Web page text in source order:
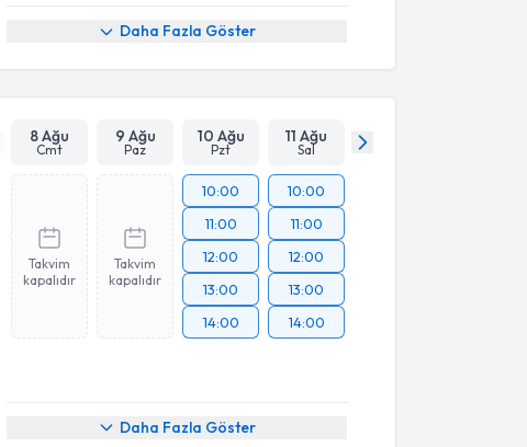
Daha Fazla Göster
8 Ağu
Cmt
9 Ağu
Paz
10 Ağu
Pzt
11 Ağu
Sal
Takvim
kapalıdır
Takvim
kapalıdır
10:00
11:00
12:00
13:00
14:00
10:00
11:00
12:00
13:00
14:00
Daha Fazla Göster